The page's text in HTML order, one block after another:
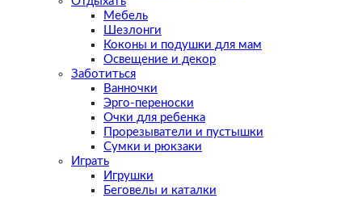
Мебель
Шезлонги
Коконы и подушки для мам
Освещение и декор
Заботиться
Ванночки
Эрго-переноски
Очки для ребенка
Прорезыватели и пустышки
Сумки и рюкзаки
Играть
Игрушки
Беговелы и каталки